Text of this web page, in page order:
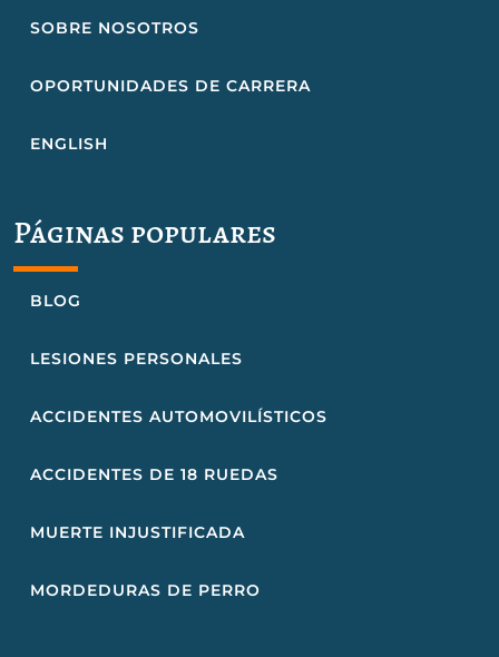
SOBRE NOSOTROS
OPORTUNIDADES DE CARRERA
ENGLISH
Páginas populares
BLOG
LESIONES PERSONALES
ACCIDENTES AUTOMOVILÍSTICOS
ACCIDENTES DE 18 RUEDAS
MUERTE INJUSTIFICADA
MORDEDURAS DE PERRO